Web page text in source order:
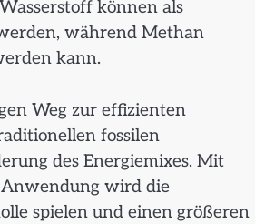
können als
während Methan
kann.
Weg zur effizienten
fossilen
des Energiemixes. Mit
wird die
spielen und einen größeren